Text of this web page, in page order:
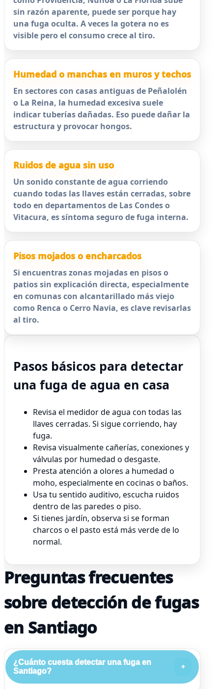
sin razón aparente, puede ser porque hay
una fuga oculta. A veces la gotera no es
visible pero el consumo crece al tiro.
Humedad o manchas en muros y techos
En sectores con casas antiguas de Peñalolén
o La Reina, la humedad excesiva suele
indicar tuberías dañadas. Eso puede dañar la
estructura y provocar hongos.
Ruidos de agua sin uso
Un sonido constante de agua corriendo
cuando todas las llaves están cerradas, sobre
todo en departamentos de Las Condes o
Vitacura, es síntoma seguro de fuga interna.
Pisos mojados o encharcados
Si encuentras zonas mojadas en pisos o
patios sin explicación directa, especialmente
en comunas con alcantarillado más viejo
como Renca o Cerro Navia, es clave revisarlas
al tiro.
Pasos básicos para detectar
una fuga de agua en casa
Revisa el medidor de agua con todas las
llaves cerradas. Si sigue corriendo, hay
fuga.
Revisa visualmente cañerías, conexiones y
válvulas por humedad o desgaste.
Presta atención a olores a humedad o
moho, especialmente en cocinas o baños.
Usa tu sentido auditivo, escucha ruidos
dentro de las paredes o piso.
Si tienes jardín, observa si se forman
charcos o el pasto está más verde de lo
normal.
Preguntas frecuentes
sobre detección de fugas
en Santiago
¿Cuánto cuesta detectar una fuga en
Santiago?
+